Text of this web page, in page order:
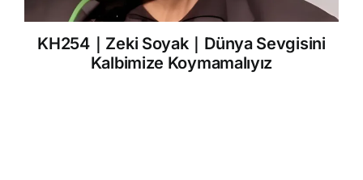
KH254｜Zeki Soyak｜Dünya Sevgisini
Kalbimize Koymamalıyız